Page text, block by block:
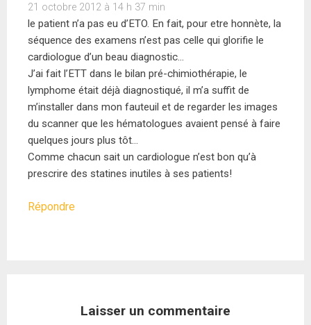
21 octobre 2012 à 14 h 37 min
le patient n’a pas eu d’ETO. En fait, pour etre honnète, la
séquence des examens n’est pas celle qui glorifie le
cardiologue d’un beau diagnostic…
J’ai fait l’ETT dans le bilan pré-chimiothérapie, le
lymphome était déjà diagnostiqué, il m’a suffit de
m’installer dans mon fauteuil et de regarder les images
du scanner que les hématologues avaient pensé à faire
quelques jours plus tôt…
Comme chacun sait un cardiologue n’est bon qu’à
prescrire des statines inutiles à ses patients!
Répondre
Laisser un commentaire